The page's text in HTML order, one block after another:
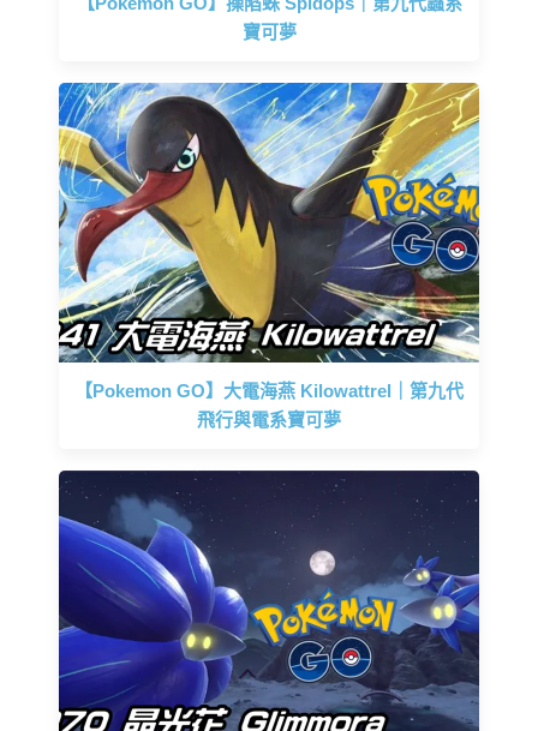
寶可夢
【Pokemon GO】大電海燕 Kilowattrel｜第九代
飛行與電系寶可夢